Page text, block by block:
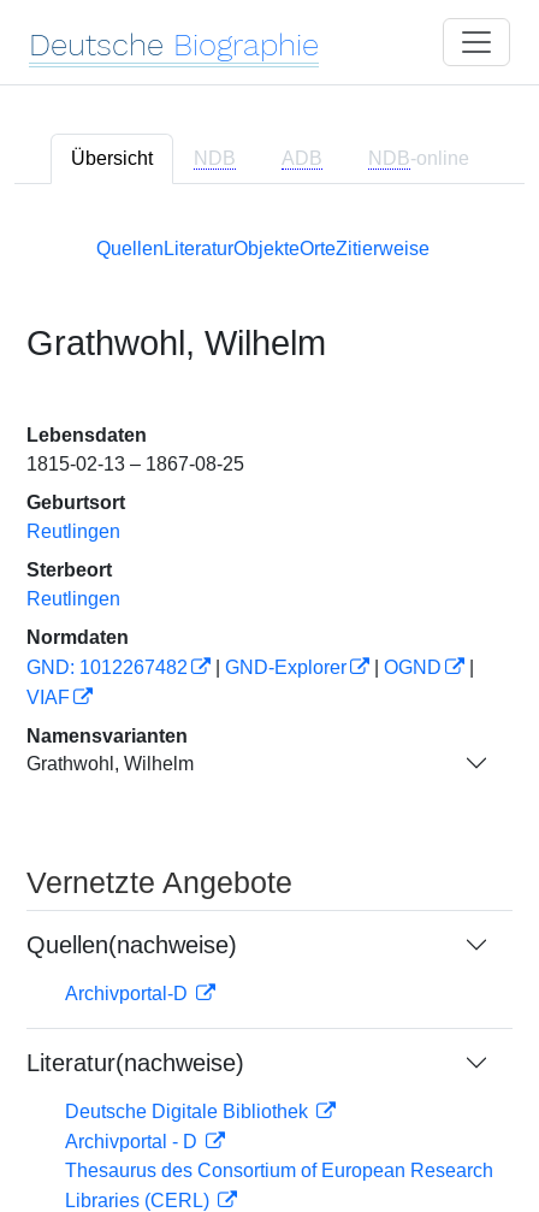
Deutsche Biographie
Übersicht NDB ADB NDB-online
Quellen LiteraturObjekteOrteZitierweise
Grathwohl, Wilhelm
Lebensdaten
1815-02-13 – 1867-08-25
Geburtsort
Reutlingen
Sterbeort
Reutlingen
Normdaten
GND: 1012267482
GND-Explorer OGND
VIAF
Namensvarianten
Grathwohl, Wilhelm
Vernetzte Angebote
Quellen(nachweise)
Archivportal-D
Literatur(nachweise)
Deutsche Digitale Bibliothek
Archivportal - D
Thesaurus des Consortium of European Research
Libraries (CERL)